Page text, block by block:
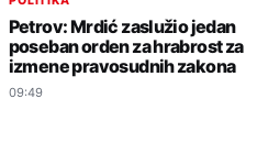
Petrov: Mrdić zaslužio jedan
poseban orden za hrabrost za
izmene pravosudnih zakona
09:49